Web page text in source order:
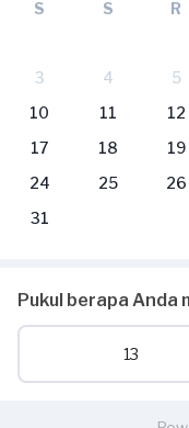
S S R
3
4 5
10
11 12
17
18 19
24
25 26
31
Pukul berapa Anda
13